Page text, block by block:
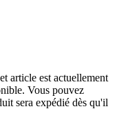
article est actuellement
Vous pouvez
sera expédié dès qu'il